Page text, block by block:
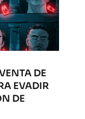
DE
EVADIR
DE